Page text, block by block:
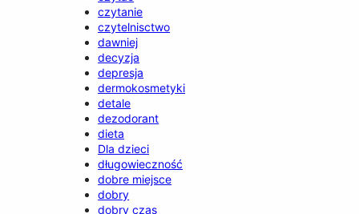
czytanie
czytelnisctwo
dawniej
decyzja
depresja
dermokosmetyki
detale
dezodorant
dieta
Dla dzieci
długowieczność
dobre miejsce
dobry
dobry czas